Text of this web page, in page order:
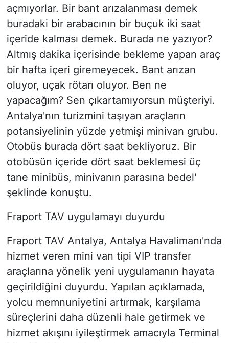
açmıyorlar. Bir bant arızalanması demek
buradaki bir arabacının bir buçuk iki saat
içeride kalması demek. Burada ne yazıyor?
Altmış dakika içerisinde bekleme yapan araç
bir hafta içeri giremeyecek. Bant arızan
oluyor, uçak rötarı oluyor. Ben ne
yapacağım? Sen çıkartamıyorsun müşteriyi.
Antalya'nın turizmini taşıyan araçların
potansiyelinin yüzde yetmişi minivan grubu.
Otobüs burada dört saat bekliyoruz. Bir
otobüsün içeride dört saat beklemesi üç
tane minibüs, minivanın parasına bedel'
şeklinde konuştu.
Fraport TAV uygulamayı duyurdu
Fraport TAV Antalya, Antalya Havalimanı'nda
hizmet veren mini van tipi VIP transfer
araçlarına yönelik yeni uygulamanın hayata
geçirildiğini duyurdu. Yapılan açıklamada,
yolcu memnuniyetini artırmak, karşılama
süreçlerini daha düzenli hale getirmek ve
hizmet akışını iyileştirmek amacıyla Terminal